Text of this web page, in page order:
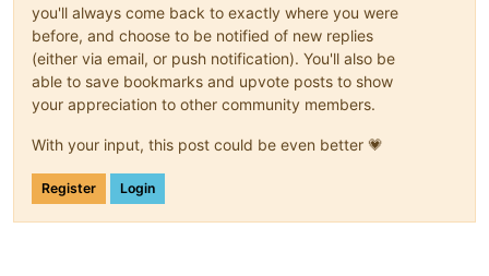
you'll always come back to exactly where you were
before, and choose to be notified of new replies
(either via email, or push notification). You'll also be
able to save bookmarks and upvote posts to show
your appreciation to other community members.
With your input, this post could be even better 💗
Register Login